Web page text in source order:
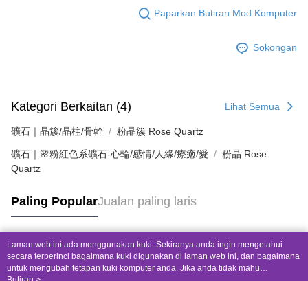
Paparkan Butiran Mod Komputer
Sokongan
Kategori Berkaitan (4) Lihat Semua
礦石｜晶簇/晶柱/骨幹 粉晶簇 Rose Quartz
礦石｜🌸粉紅色系礦石-心輪/感情/人緣/療癒/愛
粉晶 Rose
Quartz
Paling PopularJualan paling laris
Tag Popular
Laman web ini ada menggunakan kuki. Sekiranya anda ingin mengetahui
secara terperinci bagaimana kuki digunakan di laman web ini, dan bagaimana
untuk mengubah tetapan kuki komputer anda. Jika anda tidak mahu